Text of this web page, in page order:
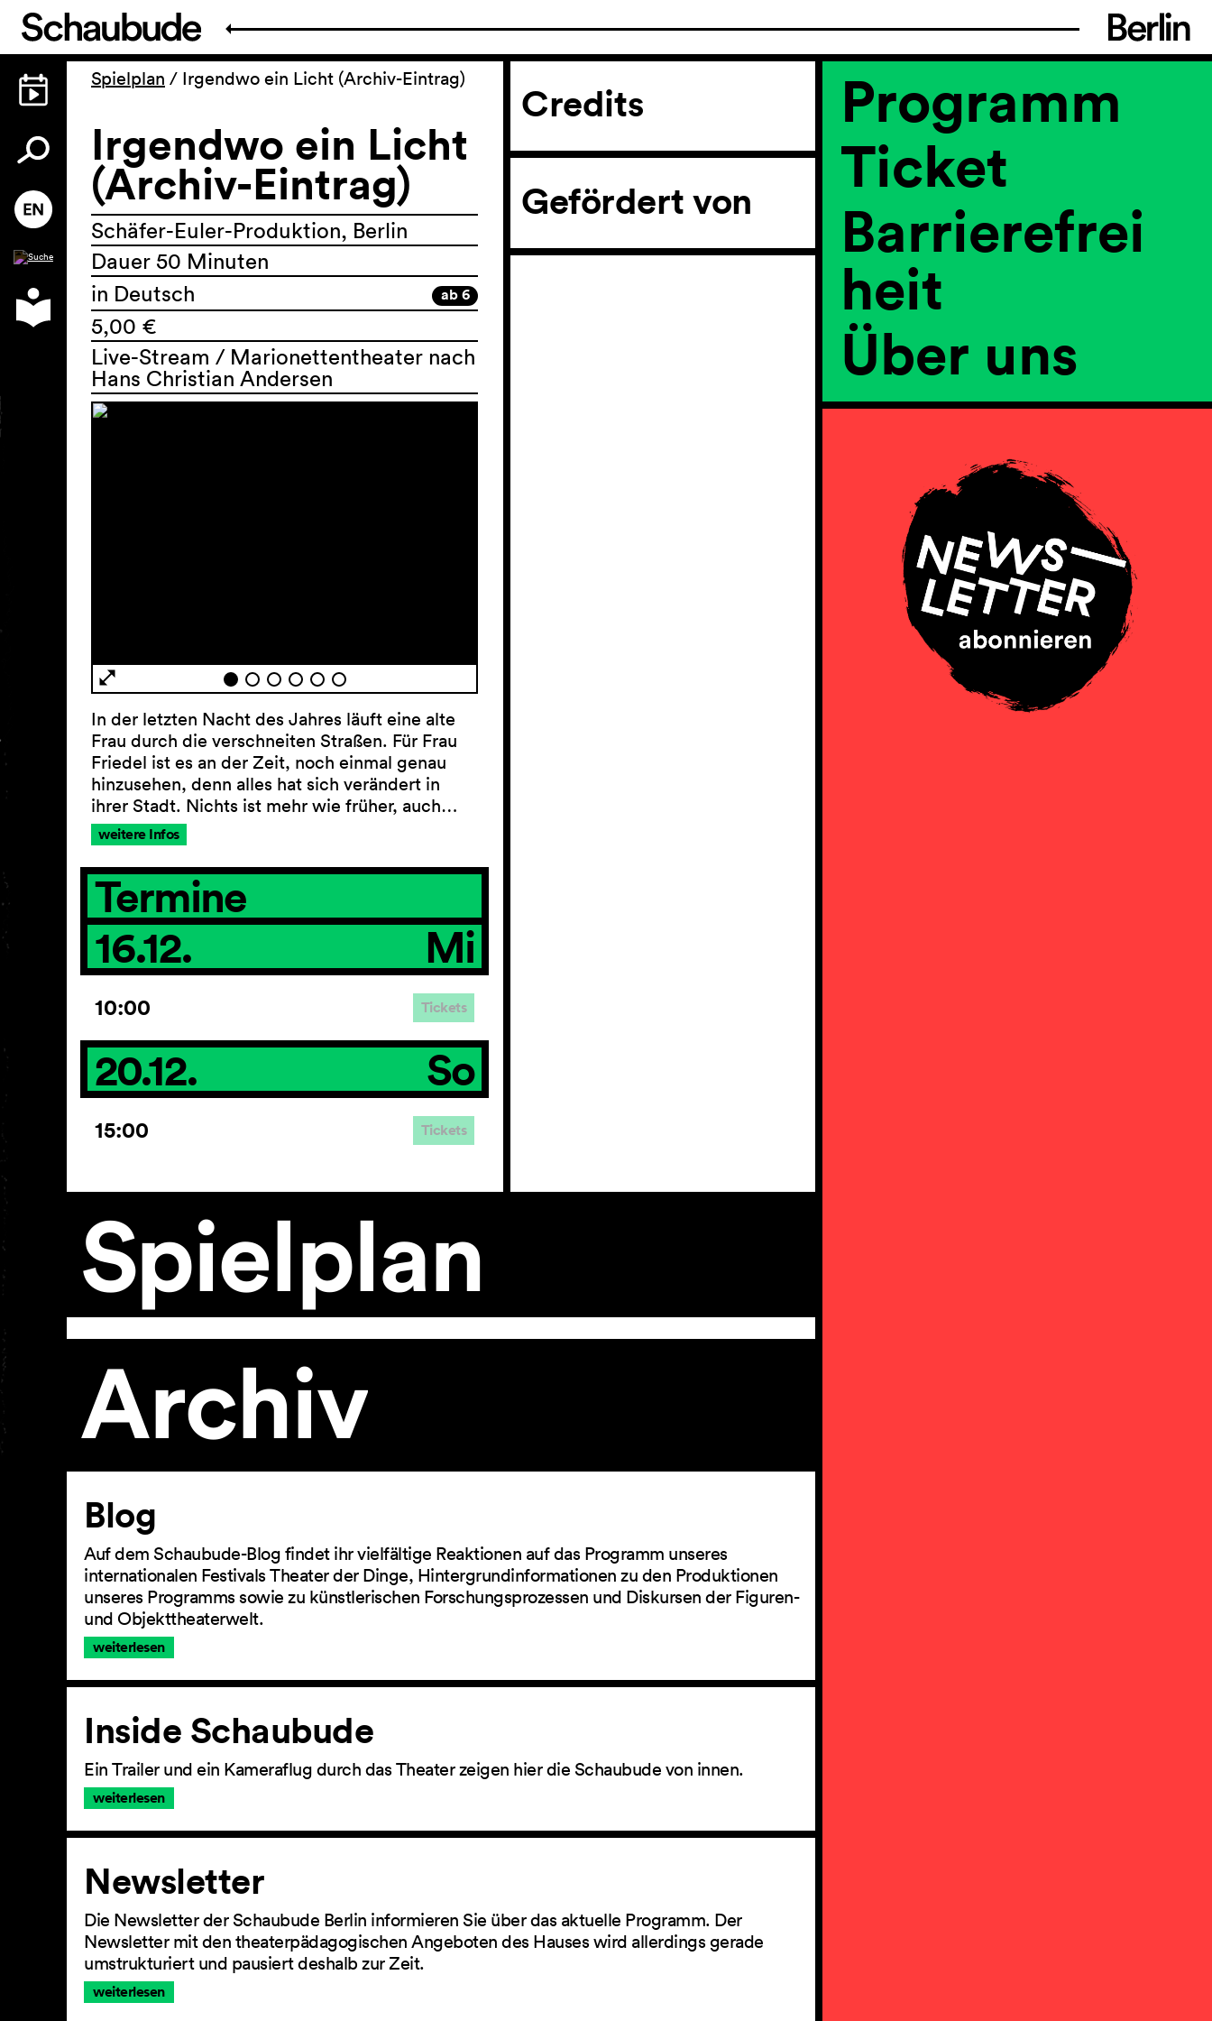
Programm
Ticket
Barrierefrei
heit
Über uns
Spielplan / Irgendwo ein Licht (Archiv-Eintrag)
Irgendwo ein Licht
(Archiv-Eintrag)
Schäfer-Euler-Produktion, Berlin
Dauer 50 Minuten
in Deutsch
ab 6
5,00 €
Live-Stream / Marionettentheater nach
Hans Christian Andersen
In der letzten Nacht des Jahres läuft eine alte
Frau durch die verschneiten Straßen. Für Frau
Friedel ist es an der Zeit, noch einmal genau
hinzusehen, denn alles hat sich verändert in
ihrer Stadt. Nichts ist mehr wie früher, auch…
weitere Infos
Termine
16.12.
Mi
10:00 Tickets
20.12. So
15:00 Tickets
Credits
Gefördert von
Spielplan
Archiv
Artikel
Blog
Auf dem Schaubude-Blog findet ihr vielfältige Reaktionen auf das Programm unseres
internationalen Festivals Theater der Dinge, Hintergrundinformationen zu den Produktionen
unseres Programms sowie zu künstlerischen Forschungsprozessen und Diskursen der Figuren-
und Objekttheaterwelt.
weiterlesen
Inside Schaubude
Ein Trailer und ein Kameraflug durch das Theater zeigen hier die Schaubude von innen.
weiterlesen
Newsletter
Die Newsletter der Schaubude Berlin informieren Sie über das aktuelle Programm. Der
Newsletter mit den theaterpädagogischen Angeboten des Hauses wird allerdings gerade
umstrukturiert und pausiert deshalb zur Zeit.
weiterlesen